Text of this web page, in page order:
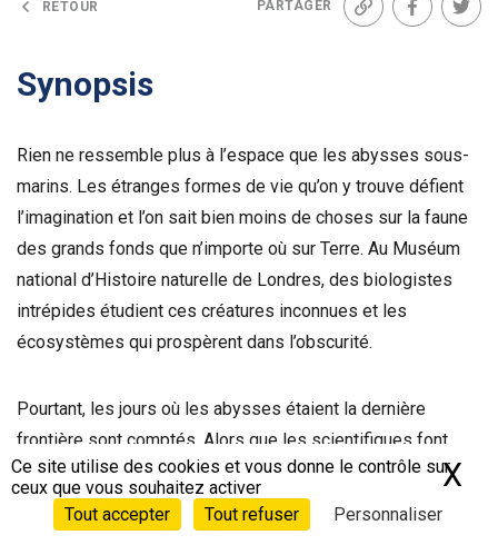
RETOUR PARTAGER
Lien Facebook
Synopsis
Rien ne ressemble plus à l’espace que les abysses sous-
marins. Les étranges formes de vie qu’on y trouve défient
l’imagination et l’on sait bien moins de choses sur la faune
des grands fonds que n’importe où sur Terre. Au Muséum
national d’Histoire naturelle de Londres, des biologistes
intrépides étudient ces créatures inconnues et les
écosystèmes qui prospèrent dans l’obscurité.
Pourtant, les jours où les abysses étaient la dernière
frontière sont comptés. Alors que les scientifiques font
progresser nos connaissances sur les grands fonds
marins, de grandes entreprises s’apprêtent à venir y
extraire des ressources minières précieuses. Pour les
Ce site utilise des cookies et vous donne le contrôle sur
ceux que vous souhaitez activer
Tout accepter
Tout refuser Personnaliser
X